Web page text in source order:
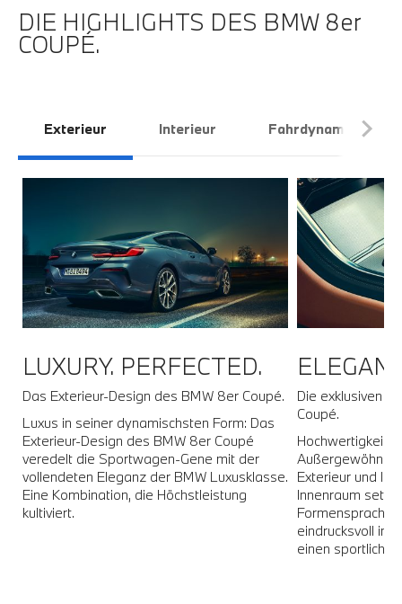
DIE HIGHLIGHTS DES BMW 8er
COUPÉ.
Exterieur Interieur Fahrdynamik
LUXURY. PERFECTED.
Das Exterieur-Design des BMW 8er Coupé.
Luxus in seiner dynamischsten Form: Das
Exterieur-Design des BMW 8er Coupé
veredelt die Sportwagen-Gene mit der
vollendeten Eleganz der BMW Luxusklasse.
Eine Kombination, die Höchstleistung
kultiviert.
Die exklusiven
Coupé.
Hochwertigkeit
Exterieur und
Innenraum
Formensprache
eindrucksvoll in
einen sportlich-